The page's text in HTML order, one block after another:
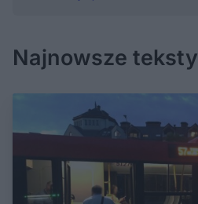
Najnowsze teksty